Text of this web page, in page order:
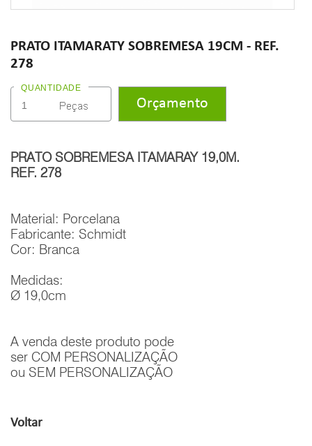
PRATO ITAMARATY SOBREMESA 19CM - REF.
278
QUANTIDADE
PRATO SOBREMESA ITAMARAY 19,0M.
REF. 278
Material: Porcelana
Fabricante: Schmidt
Cor: Branca
Medidas:
Ø 19,0cm
A venda deste produto pode
ser COM PERSONALIZAÇÃO
ou SEM PERSONALIZAÇÃO
Voltar